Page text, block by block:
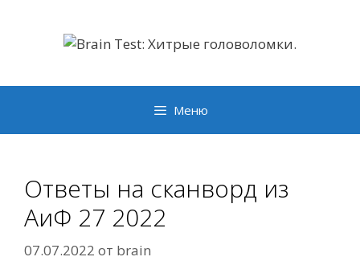
содержимому
Меню
Ответы на сканворд из
АиФ 27 2022
07.07.2022 от brain